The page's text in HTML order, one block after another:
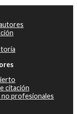
citación
no profesionales